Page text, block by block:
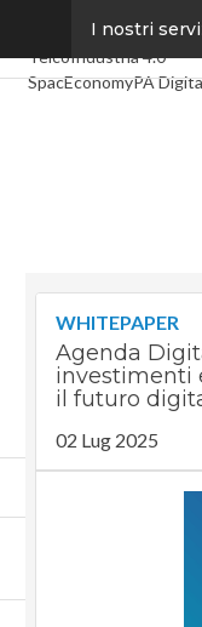
I nostri
Ultimi articoliDigital
TelcoIndustria 4.0
SpacEconomyPA
WHITEPAPER
Agenda
investimenti
il futuro
02 Lug 2025